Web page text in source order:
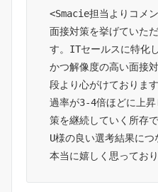
<Smacie担当よりコメ
面接対策を挙げていた
す。ITセールスに特化
かつ解像度の高い面接
段より心がけておりま
過率が3-4倍ほどに上
策を継続していく所存
U様の良い選考結果につ
本当に嬉しく思っており